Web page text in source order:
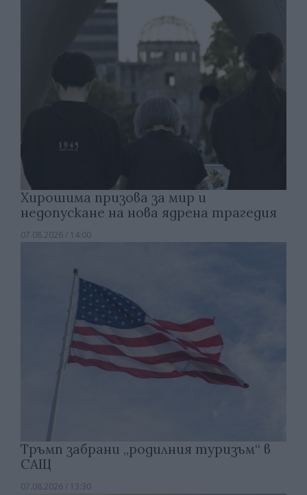
Хирошима призова за мир и
недопускане на нова ядрена трагедия
07.08.2026 / 14:00
Тръмп забрани „родилния туризъм“ в
САЩ
07.08.2026 / 13:30